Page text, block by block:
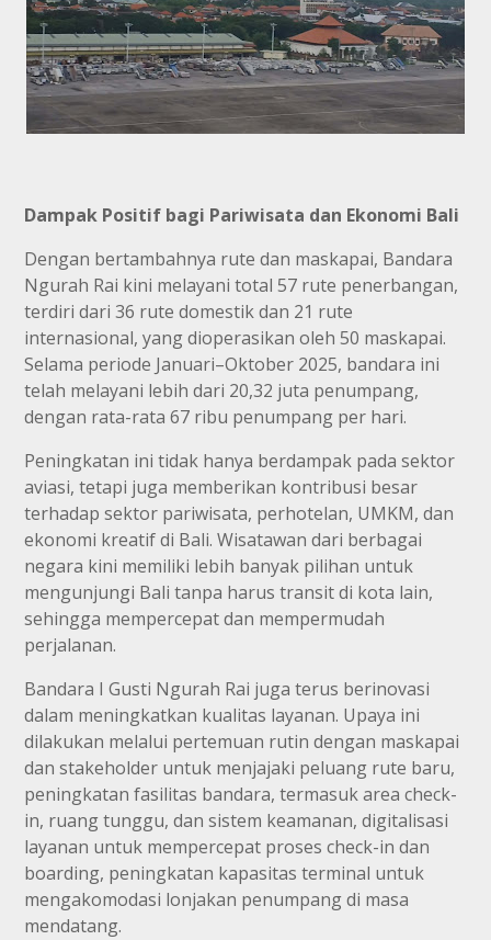
Dampak Positif bagi Pariwisata dan Ekonomi Bali
Dengan bertambahnya rute dan maskapai, Bandara
Ngurah Rai kini melayani total 57 rute penerbangan,
terdiri dari 36 rute domestik dan 21 rute
internasional, yang dioperasikan oleh 50 maskapai.
Selama periode Januari–Oktober 2025, bandara ini
telah melayani lebih dari 20,32 juta penumpang,
dengan rata-rata 67 ribu penumpang per hari.
Peningkatan ini tidak hanya berdampak pada sektor
aviasi, tetapi juga memberikan kontribusi besar
terhadap sektor pariwisata, perhotelan, UMKM, dan
ekonomi kreatif di Bali. Wisatawan dari berbagai
negara kini memiliki lebih banyak pilihan untuk
mengunjungi Bali tanpa harus transit di kota lain,
sehingga mempercepat dan mempermudah
perjalanan.
Bandara I Gusti Ngurah Rai juga terus berinovasi
dalam meningkatkan kualitas layanan. Upaya ini
dilakukan melalui pertemuan rutin dengan maskapai
dan stakeholder untuk menjajaki peluang rute baru,
peningkatan fasilitas bandara, termasuk area check-
in, ruang tunggu, dan sistem keamanan, digitalisasi
layanan untuk mempercepat proses check-in dan
boarding, peningkatan kapasitas terminal untuk
mengakomodasi lonjakan penumpang di masa
mendatang.